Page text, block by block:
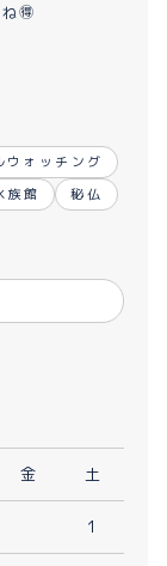
🉐
ウォッチング
族館
秘仏
金 土
1